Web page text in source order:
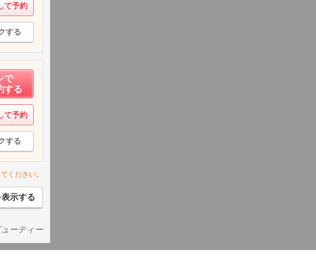
て予約
する
で
する
て予約
する
ください。
示する
ーティー